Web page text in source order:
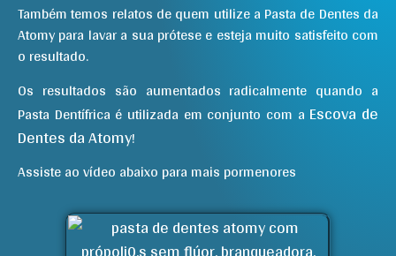
Também temos relatos de quem utilize a Pasta de Dentes da
Atomy para lavar a sua prótese e esteja muito satisfeito com
o resultado.
Os resultados são aumentados radicalmente quando a
Pasta Dentífrica é utilizada em conjunto com a Escova de
Dentes da Atomy!
Assiste ao vídeo abaixo para mais pormenores